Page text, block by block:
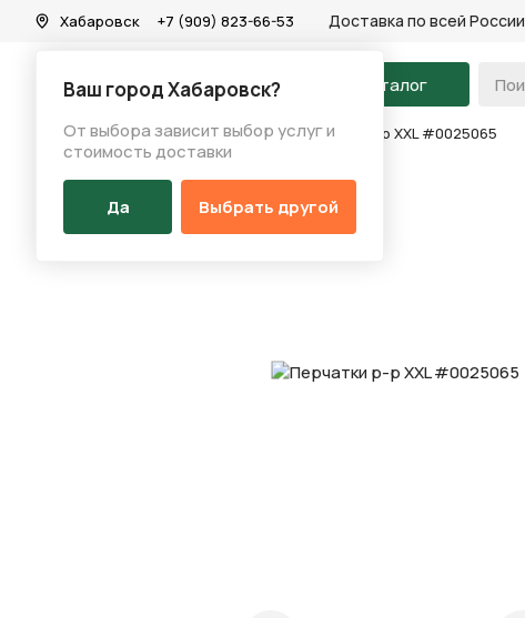
Хабаровск
Ваш город Хабаровск?
От выбора зависит выбор услуг и
стоимость доставки
Да Выбрать другой
+7 (909) 823-66-53 Доставка по всей России
На главную Каталог
Каталог/Аксессуары/Перчатки/Перчатки р-р XXL #0025065